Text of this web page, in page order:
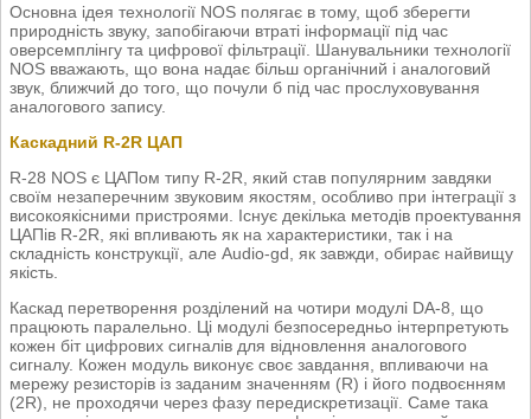
Основна ідея технології NOS полягає в тому, щоб зберегти
природність звуку, запобігаючи втраті інформації під час
оверсемплінгу та цифрової фільтрації. Шанувальники технології
NOS вважають, що вона надає більш органічний і аналоговий
звук, ближчий до того, що почули б під час прослуховування
аналогового запису.
Каскадний R-2R ЦАП
R-28 NOS є ЦАПом типу R-2R, який став популярним завдяки
своїм незаперечним звуковим якостям, особливо при інтеграції з
високоякісними пристроями. Існує декілька методів проектування
ЦАПів R-2R, які впливають як на характеристики, так і на
складність конструкції, але Audio-gd, як завжди, обирає найвищу
якість.
Каскад перетворення розділений на чотири модулі DA-8, що
працюють паралельно. Ці модулі безпосередньо інтерпретують
кожен біт цифрових сигналів для відновлення аналогового
сигналу. Кожен модуль виконує своє завдання, впливаючи на
мережу резисторів із заданим значенням (R) і його подвоєнням
(2R), не проходячи через фазу передискретизації. Саме така